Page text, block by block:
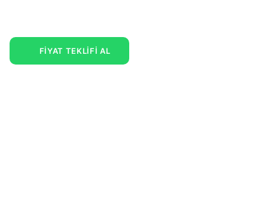
FİYAT TEKLİFİ AL